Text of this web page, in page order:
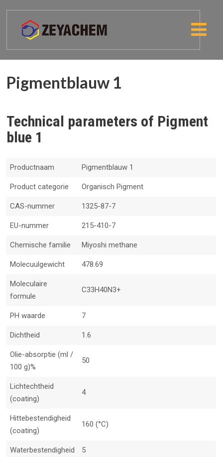
Pigmentblauw 1
Technical parameters of Pigment
blue 1
Productnaam Pigmentblauw 1
Product categorie Organisch Pigment
CAS-nummer 1325-87-7
EU-nummer 215-410-7
Chemische familie Miyoshi methane
Molecuulgewicht 478.69
Moleculaire
formule
C33H40N3+
PH waarde 7
Dichtheid 1.6
Olie-absorptie (ml /
100 g)%
50
Lichtechtheid
(coating)
4
Hittebestendigheid
(coating)
160 (°C)
Waterbestendigheid 5